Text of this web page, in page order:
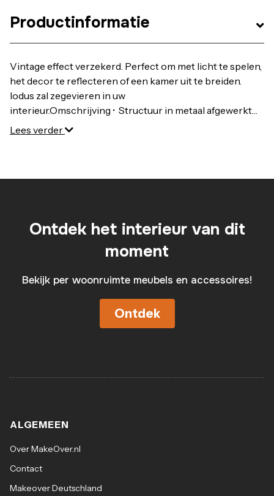
Productinformatie
Vintage effect verzekerd. Perfect om met licht te spelen,
het decor te reflecteren of een kamer uit te breiden.
Iodus zal zegevieren in uw
interieur.Omschrijving • Structuur in metaal afgewerkt
zwart of messing • Spiegel op voetAfmetingen • Breedte
Lees verder
Ontdek het interieur van dit
moment
Bekijk per woonruimte meubels en accessoires!
Ontdek
ALGEMEEN
Over MakeOver.nl
Contact
Makeover Deutschland